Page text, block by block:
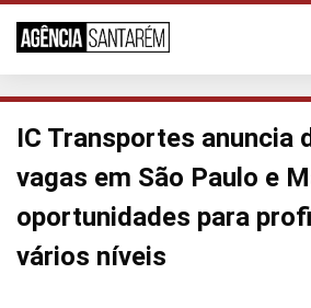
IC Transportes anuncia
vagas em São Paulo e
oportunidades para
vários níveis